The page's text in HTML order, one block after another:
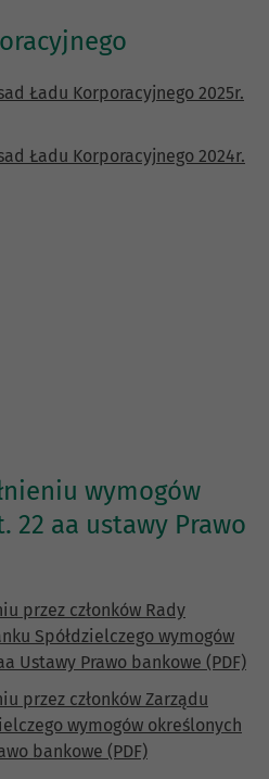
Ładu Korporacyjnego 2025r.
Ładu Korporacyjnego 2024r.
wymogów
22 aa ustawy Prawo
przez członków Rady
Spółdzielczego wymogów
Ustawy Prawo bankowe (PDF)
przez członków Zarządu
wymogów określonych
bankowe (PDF)